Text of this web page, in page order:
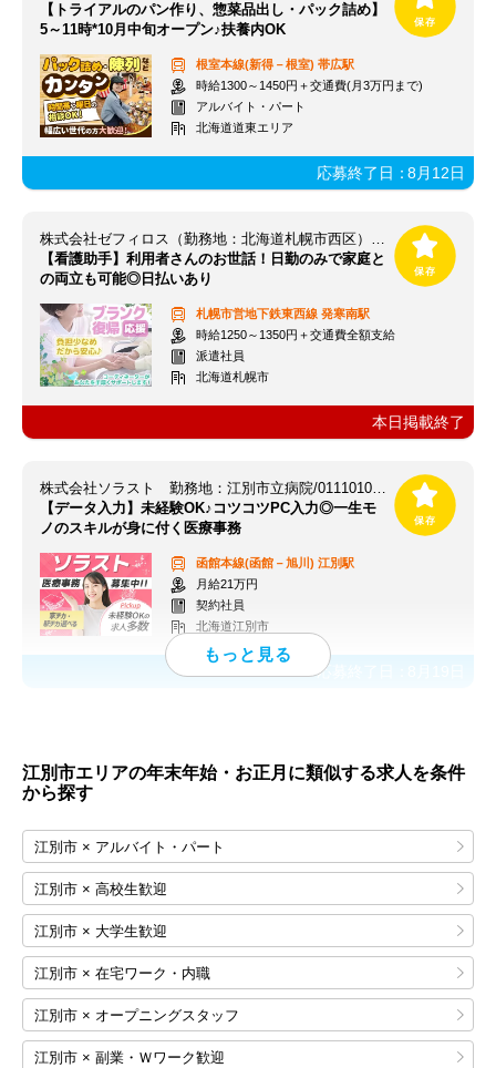
【トライアルのパン作り、惣菜品出し・パック詰め】
5～11時*10月中旬オープン♪扶養内OK
根室本線(新得－根室) 帯広駅
時給1300～1450円＋交通費(月3万円まで)
アルバイト・パート
北海道道東エリア
応募終了日：8月12日
株式会社ゼフィロス（勤務地：北海道札幌市西区）※案件ID：北00040
【看護助手】利用者さんのお世話！日勤のみで家庭と
の両立も可能◎日払いあり
札幌市営地下鉄東西線 発寒南駅
時給1250～1350円＋交通費全額支給
派遣社員
北海道札幌市
本日掲載終了
株式会社ソラスト 勤務地：江別市立病院/0111010278-016
【データ入力】未経験OK♪コツコツPC入力◎一生モ
ノのスキルが身に付く医療事務
函館本線(函館－旭川) 江別駅
月給21万円
契約社員
北海道江別市
応募終了日：
江別市エリアの年末年始・お正月に類似する求人を条件
から探す
江別市 × アルバイト・パート
江別市 × 高校生歓迎
江別市 × 大学生歓迎
江別市 × 在宅ワーク・内職
江別市 × オープニングスタッフ
江別市 × 副業・Ｗワーク歓迎